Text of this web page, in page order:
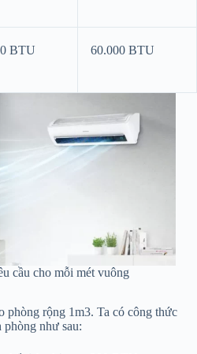
BTU 60.000 BTU
cầu cho mỗi mét vuông
phòng rộng 1m3. Ta có công thức
như sau: